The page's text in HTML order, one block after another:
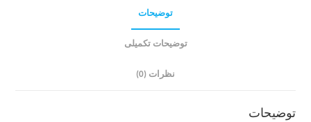
توضیحات
توضیحات تکمیلی
نظرات (0)
توضیحات